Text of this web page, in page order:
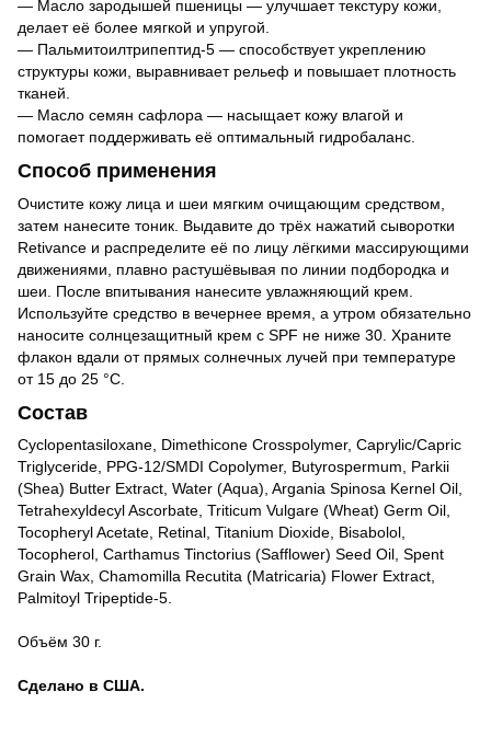
— Масло зародышей пшеницы — улучшает текстуру кожи,
делает её более мягкой и упругой.
— Пальмитоилтрипептид-5 — способствует укреплению
структуры кожи, выравнивает рельеф и повышает плотность
тканей.
— Масло семян сафлора — насыщает кожу влагой и
помогает поддерживать её оптимальный гидробаланс.
Способ применения
Очистите кожу лица и шеи мягким очищающим средством,
затем нанесите тоник. Выдавите до трёх нажатий сыворотки
Retivance и распределите её по лицу лёгкими массирующими
движениями, плавно растушёвывая по линии подбородка и
шеи. После впитывания нанесите увлажняющий крем.
Используйте средство в вечернее время, а утром обязательно
наносите солнцезащитный крем с SPF не ниже 30. Храните
флакон вдали от прямых солнечных лучей при температуре
от 15 до 25 °C.
Состав
Cyclopentasiloxane, Dimethicone Crosspolymer, Caprylic/Capric
Triglyceride, PPG-12/SMDI Copolymer, Butyrospermum, Parkii
(Shea) Butter Extract, Water (Aqua), Argania Spinosa Kernel Oil,
Tetrahexyldecyl Ascorbate, Triticum Vulgare (Wheat) Germ Oil,
Tocopheryl Acetate, Retinal, Titanium Dioxide, Bisabolol,
Tocopherol, Carthamus Tinctorius (Safflower) Seed Oil, Spent
Grain Wax, Chamomilla Recutita (Matricaria) Flower Extract,
Palmitoyl Tripeptide-5.
Объём 30 г.
Сделано в США.